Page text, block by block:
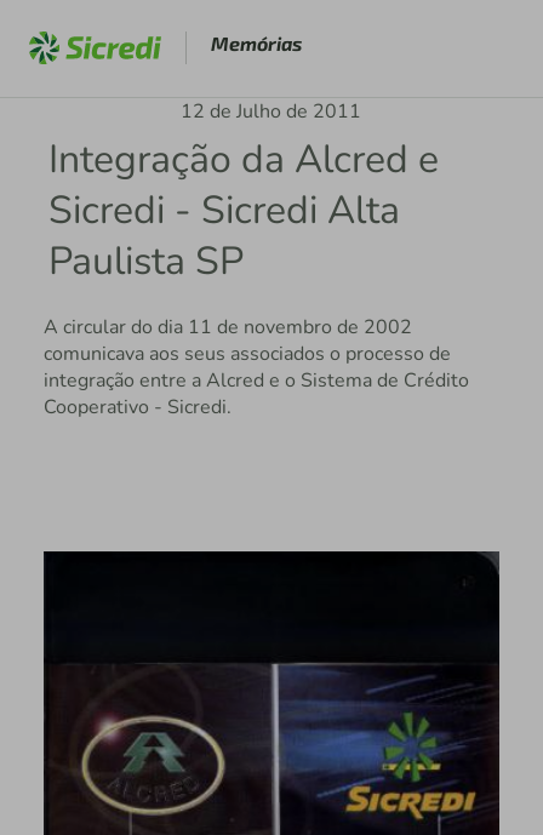
Memórias
12 de Julho de 2011
Integração da Alcred e
Sicredi - Sicredi Alta
Paulista SP
A circular do dia 11 de novembro de 2002
comunicava aos seus associados o processo de
integração entre a Alcred e o Sistema de Crédito
Cooperativo - Sicredi.